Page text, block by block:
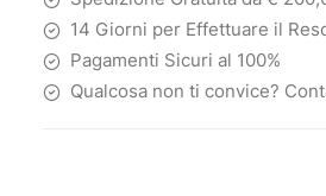
e
Blu
quantità
14 Giorni per Effettuare il
Pagamenti Sicuri al 100%
Qualcosa non ti convice?